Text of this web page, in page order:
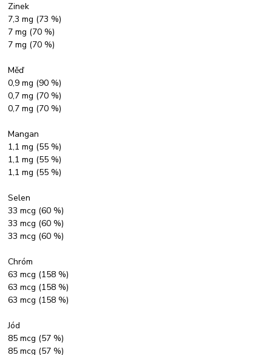
Zinek
7,3 mg (73 %)
7 mg (70 %)
7 mg (70 %)
Měď
0,9 mg (90 %)
0,7 mg (70 %)
0,7 mg (70 %)
Mangan
1,1 mg (55 %)
1,1 mg (55 %)
1,1 mg (55 %)
Selen
33 mcg (60 %)
33 mcg (60 %)
33 mcg (60 %)
Chróm
63 mcg (158 %)
63 mcg (158 %)
63 mcg (158 %)
Jód
85 mcg (57 %)
85 mcg (57 %)